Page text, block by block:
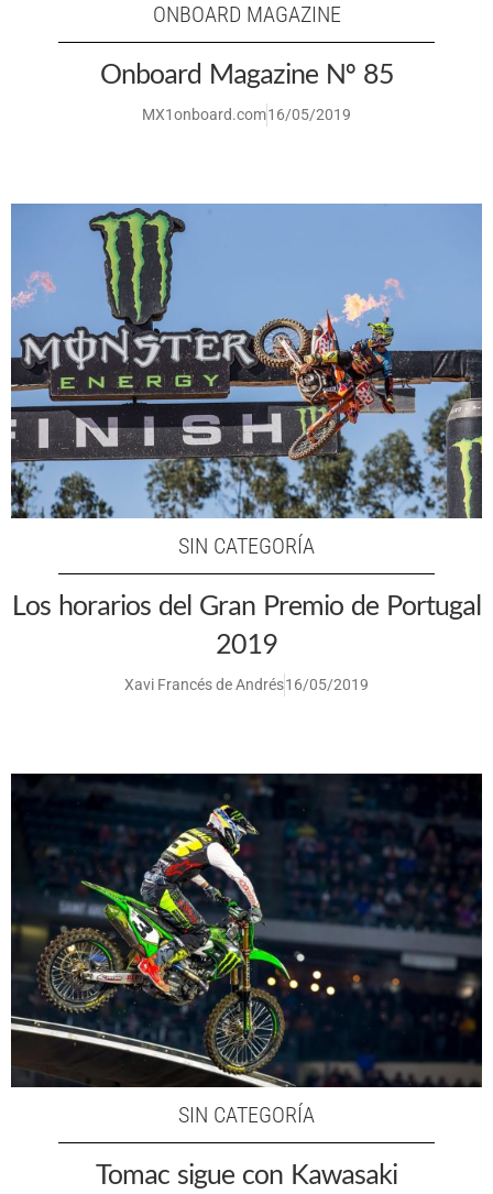
ONBOARD MAGAZINE
Onboard Magazine Nº 85
MX1onboard.com16/05/2019
SIN CATEGORÍA
Los horarios del Gran Premio de Portugal
2019
Xavi Francés de Andrés16/05/2019
SIN CATEGORÍA
Tomac sigue con Kawasaki